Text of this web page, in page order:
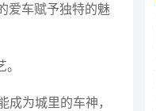
爱车赋予独特的魅
为城里的车神，